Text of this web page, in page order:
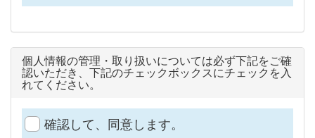
個人情報の管理・取り扱いについては必ず下記をご確
認いただき、下記のチェックボックスにチェックを入
れてください。
確認して、同意します。